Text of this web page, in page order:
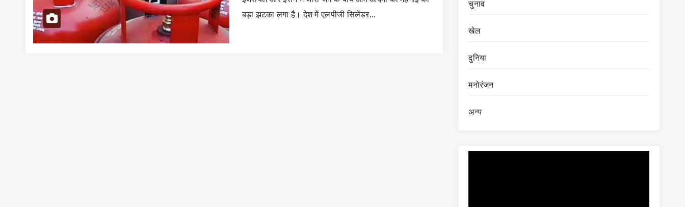
बड़ा झटका लगा है। देश में एलपीजी सिलेंडर…
चुनाव
खेल
दुनिया
मनोरंजन
अन्य